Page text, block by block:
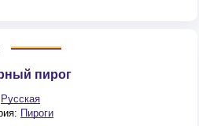
пирог
Русская
Пироги